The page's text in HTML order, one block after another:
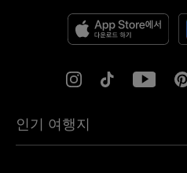
인기 여행지